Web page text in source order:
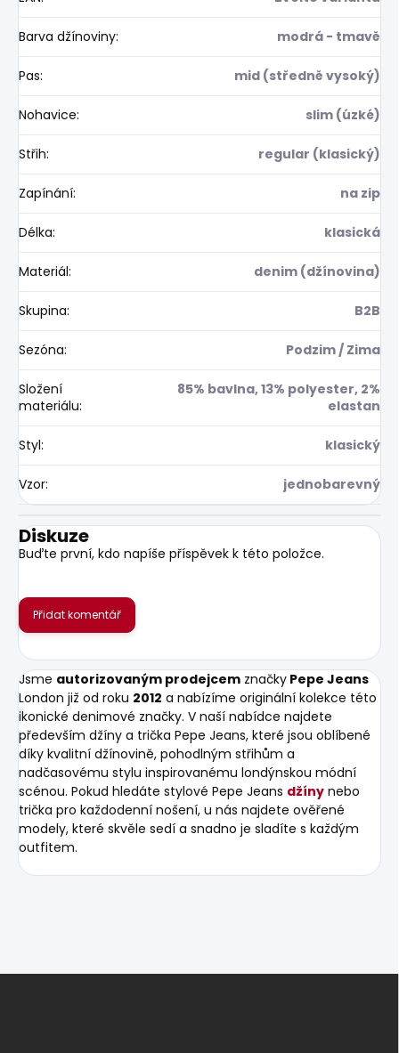
Barva džínoviny: modrá - tmavě
Pas: mid (středně vysoký)
Nohavice: slim (úzké)
Střih: regular (klasický)
Zapínání: na zip
Délka: klasická
Materiál: denim (džínovina)
Skupina: B2B
Sezóna: Podzim / Zima
Složení
materiálu:
85% bavlna, 13% polyester, 2%
elastan
Styl: klasický
Vzor: jednobarevný
Diskuze
Buďte první, kdo napíše příspěvek k této položce.
Přidat komentář
Jsme autorizovaným prodejcem značky Pepe Jeans
London již od roku 2012 a nabízíme originální kolekce této
ikonické denimové značky. V naší nabídce najdete
především džíny a trička Pepe Jeans, které jsou oblíbené
díky kvalitní džínovině, pohodlným střihům a
nadčasovému stylu inspirovanému londýnskou módní
scénou. Pokud hledáte stylové Pepe Jeans džíny nebo
trička pro každodenní nošení, u nás najdete ověřené
modely, které skvěle sedí a snadno je sladíte s každým
outfitem.
Z